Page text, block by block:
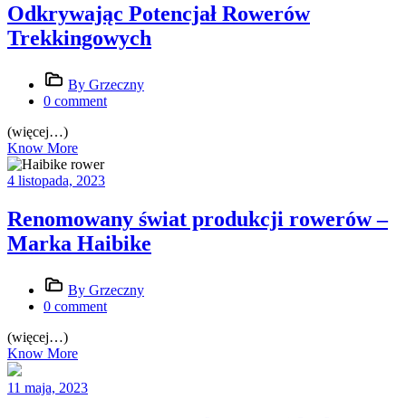
Odkrywając Potencjał Rowerów
Trekkingowych
By Grzeczny
0 comment
(więcej…)
Know More
4 listopada, 2023
Renomowany świat produkcji rowerów –
Marka Haibike
By Grzeczny
0 comment
(więcej…)
Know More
11 maja, 2023